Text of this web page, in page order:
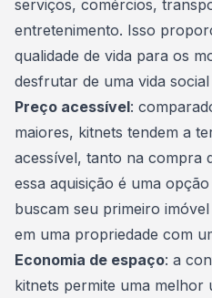
serviços, comércios,
entretenimento. Isso
qualidade de vida para os
desfrutar de uma vida
Preço acessível:
maiores, kitnets tendem a
acessível, tanto na compra
essa aquisição é uma
buscam seu primeiro imóvel
em uma propriedade com
Economia de espaço: a
kitnets permite uma melhor